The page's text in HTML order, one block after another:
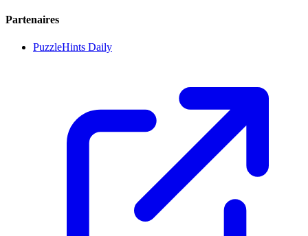
Partenaires
PuzzleHints Daily